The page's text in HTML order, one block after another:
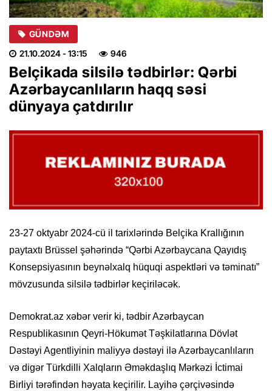
GÜNDƏM
21.10.2024- 13:15 946
Belçikada silsilə tədbirlər: Qərbi
Azərbaycanlıların haqq səsi
dünyaya çatdırılır
23-27 oktyabr 2024-cü il tarixlərində Belçika Krallığının
paytaxtı Brüssel şəhərində “Qərbi Azərbaycana Qayıdış
Konsepsiyasının beynəlxalq hüquqi aspektləri və təminatı”
mövzusunda silsilə tədbirlər keçiriləcək.
Demokrat.az xəbər verir ki, tədbir Azərbaycan
Respublikasının Qeyri-Hökumət Təşkilatlarına Dövlət
Dəstəyi Agentliyinin maliyyə dəstəyi ilə Azərbaycanlıların
və digər Türkdilli Xalqların Əməkdaşlıq Mərkəzi İctimai
Birliyi tərəfindən həyata keçirilir. Layihə çərçivəsində